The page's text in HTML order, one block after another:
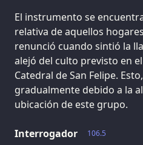
El instrumento se
relativa de aquellos
renunció cuando sintió la
alejó del culto previsto en
Catedral de San Felipe.
gradualmente debido a la
ubicación de este grupo.
106.5
Interrogador